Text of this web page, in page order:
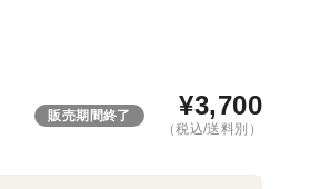
販売期間終了 ¥3,700
（税込/送料別）